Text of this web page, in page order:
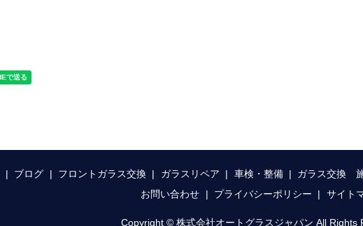
ブログ フロントガラス交換 ガラスリペア 車検・整備 ガラス交換
お問い合わせ
プライバシーポリシー サイト
Copyright © 株式会社オートグラスジャパン All Rights